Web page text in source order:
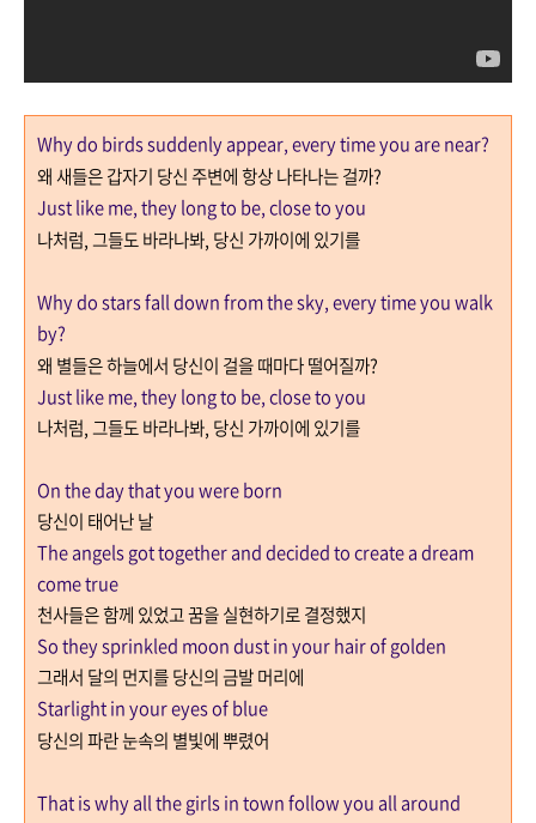
Why do birds suddenly appear, every time you are near?
왜 새들은 갑자기 당신 주변에 항상 나타나는 걸까?
Just like me, they long to be, close to you
나처럼,그들도 바라나봐, 당신 가까이에 있기를
Why do stars fall down from the sky, every time you walk
by?
왜 별들은 하늘에서 당신이 걸을 때마다 떨어질까?
Just like me, they long to be, close to you
나처럼,그들도 바라나봐, 당신 가까이에 있기를
On the day that you were born
당신이 태어난 날
The angels got together and decided to create a dream
come true
천사들은 함께 있었고 꿈을 실현하기로 결정했지
So they sprinkled moon dust in your hair of golden
그래서 달의 먼지를 당신의 금발 머리에
Starlight in your eyes of blue
당신의 파란 눈속의 별빛에 뿌렸어
That is why all the girls in town follow you all around